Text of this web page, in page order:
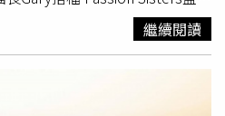
團隊凝聚力，盈瑩則以體操女神
台鋼雄鷹派出團長柏澄與林
繼續閱讀